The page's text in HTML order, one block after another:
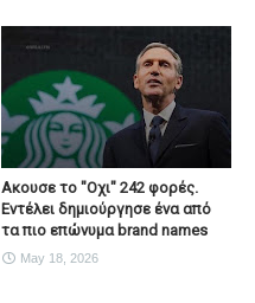
Ακουσε το "Οχι" 242 φορές.
Εντέλει δημιούργησε ένα από
τα πιο επώνυμα brand names
May 18, 2026